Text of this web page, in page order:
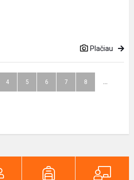
Plačiau
4 5 6 7 8 ...